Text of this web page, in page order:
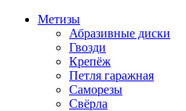
Метизы
Абразивные диски
Гвозди
Крепёж
Петля гаражная
Саморезы
Свёрла